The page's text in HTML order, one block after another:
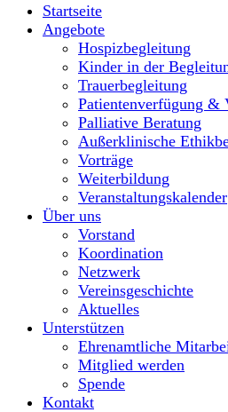
Startseite
Angebote
Hospizbegleitung
Kinder in der
Trauerbegleitung
Patientenverfügung &
Palliative Beratung
Außerklinische
Vorträge
Weiterbildung
Veranstaltungskalender
Über uns
Vorstand
Koordination
Netzwerk
Vereinsgeschichte
Aktuelles
Unterstützen
Ehrenamtliche
Mitglied werden
Spende
Kontakt